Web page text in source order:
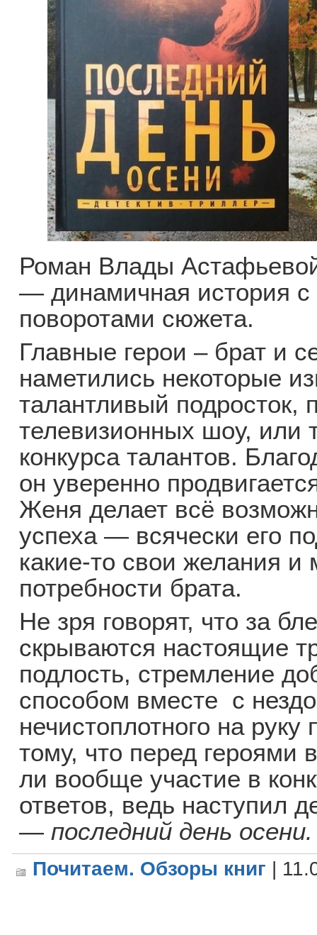
Роман Влады
— динамичная история
поворотами сюжета.
Главные герои – брат и
наметились некоторые
талантливый подросток,
телевизионных шоу, или
конкурса талантов.
он уверенно
Женя делает всё
успеха — всячески его
какие-то свои желания
потребности брата.
Не зря говорят, что за
скрываются настоящие
подлость, стремление
способом вместе с
нечистоплотного на
тому, что перед героями
ли вообще участие в
ответов, ведь наступил
— последний день осени.
Почитаем. Обзоры книг |